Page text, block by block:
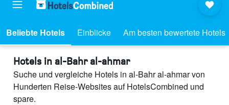
Beliebte Hotels Einblicke Am besten bewertete Hotels
Hotels in al-Bahr al-ahmar
Suche und vergleiche Hotels in al-Bahr al-ahmar von
Hunderten Reise-Websites auf HotelsCombined und
spare.